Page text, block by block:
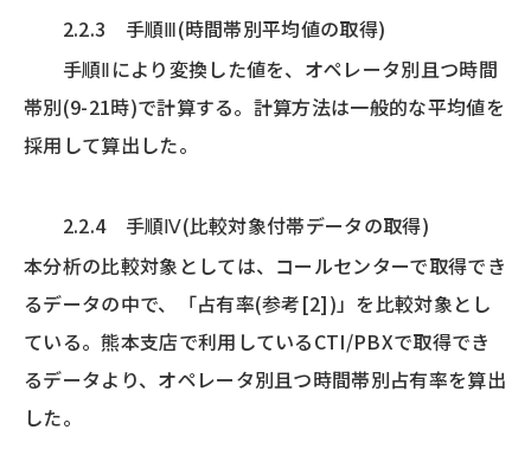
2.2.3 手順Ⅲ(時間帯別平均値の取得)
手順Ⅱにより変換した値を、オペレータ別且つ時間
帯別(9-21時)で計算する。計算方法は一般的な平均値を
採用して算出した。
2.2.4 手順Ⅳ(比較対象付帯データの取得)
本分析の比較対象としては、コールセンターで取得でき
るデータの中で、「占有率(参考[2])」を比較対象とし
ている。熊本支店で利用しているCTI/PBXで取得でき
るデータより、オペレータ別且つ時間帯別占有率を算出
した。